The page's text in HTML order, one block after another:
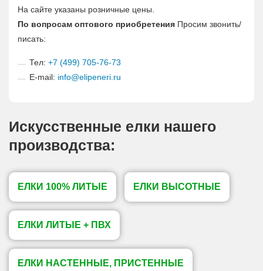
На сайте указаны розничные цены.
По вопросам оптового приобретения Просим звонить/
писать:
Тел: +7 (499) 705-76-73
E-mail: info@elipeneri.ru
Искусственные елки нашего
производства:
ЕЛКИ 100% ЛИТЫЕ ЕЛКИ ВЫСОТНЫЕ
ЕЛКИ ЛИТЫЕ + ПВХ
ЕЛКИ НАСТЕННЫЕ, ПРИСТЕННЫЕ